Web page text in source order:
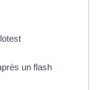
un flash